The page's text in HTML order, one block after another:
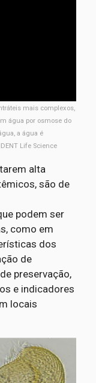
mais complexos,
água por osmose do
a água é
Life Science
alta
são de
podem ser
como em
dos
de
preservação,
e indicadores
locais